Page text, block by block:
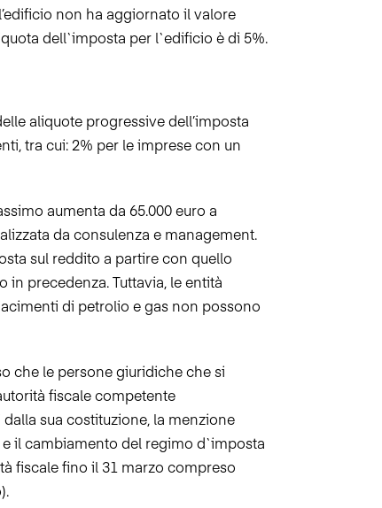
non ha aggiornato il valore
dell`imposta per l`edificio è di 5%.
aliquote progressive dell’imposta
tra cui: 2% per le imprese con un
aumenta da 65.000 euro a
da consulenza e management.
sul reddito a partire con quello
in precedenza. Tuttavia, le entità
di petrolio e gas non possono
che le persone giuridiche che si
fiscale competente
sua costituzione, la menzione
il cambiamento del regimo d`imposta
fiscale fino il 31 marzo compreso